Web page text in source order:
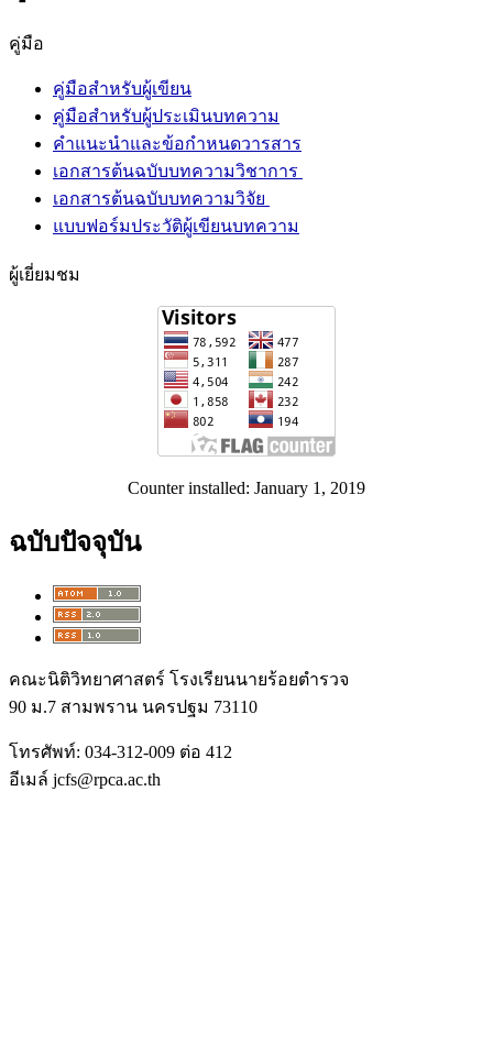
คู่มือ
คู่มือสำหรับผู้เขียน
คู่มือสำหรับผู้ประเมินบทความ
คำแนะนำและข้อกำหนดวารสาร
เอกสารต้นฉบับบทความวิชาการ
เอกสารต้นฉบับบทความวิจัย
แบบฟอร์มประวัติผู้เขียนบทความ
ผู้เยี่ยมชม
Counter installed: January 1, 2019
ฉบับปัจจุบัน
คณะนิติวิทยาศาสตร์ โรงเรียนนายร้อยตำรวจ
90 ม.7 สามพราน นครปฐม 73110
โทรศัพท์: 034-312-009 ต่อ 412
อีเมล์ jcfs@rpca.ac.th